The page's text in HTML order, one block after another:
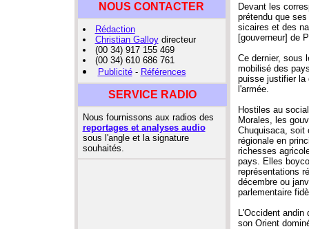
Devant les
prétendu que
sicaires et des
[gouverneur] de
Ce dernier, sous
mobilisé des
puisse justifier la
l'armée.
Hostiles au
Morales, les
Chuquisaca, soit
régionale en
richesses
pays. Elles
représentations
décembre ou
parlementaire
L'Occident
son Orient
NOUS CONTACTER
Rédaction
Christian Galloydirecteur
(00 34) 917 155 469
(00 34) 610 686 761
Publicité- Références
SERVICE RADIO
Nous fournissons aux radios des
reportages et analyses audio
sous l'angle et la signature
souhaités.